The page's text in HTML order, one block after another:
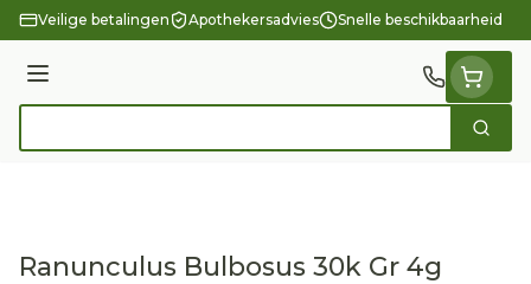
Ga naar de inhoud
Veilige betalingen Apothekersadvies Snelle beschikbaarheid
Menu
Zoek
Ranunculus Bulbosus 30k Gr 4g